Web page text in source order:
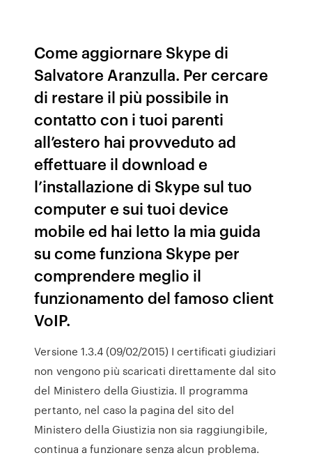
Come aggiornare Skype di
Salvatore Aranzulla. Per cercare
di restare il più possibile in
contatto con i tuoi parenti
all’estero hai provveduto ad
effettuare il download e
l’installazione di Skype sul tuo
computer e sui tuoi device
mobile ed hai letto la mia guida
su come funziona Skype per
comprendere meglio il
funzionamento del famoso client
VoIP.
Versione 1.3.4 (09/02/2015) I certificati giudiziari
non vengono più scaricati direttamente dal sito
del Ministero della Giustizia. Il programma
pertanto, nel caso la pagina del sito del
Ministero della Giustizia non sia raggiungibile,
continua a funzionare senza alcun problema.